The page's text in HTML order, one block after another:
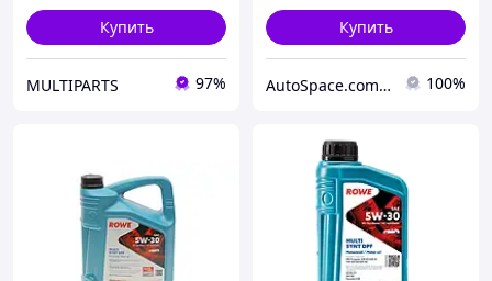
Купить
MULTIPARTS 97%
Купить
AutoSpace.com.ua 100%